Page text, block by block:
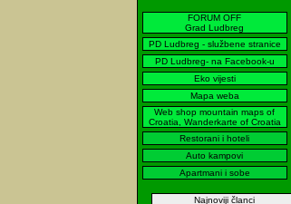
FORUM OFF
Grad Ludbreg
PD Ludbreg - službene stranice
PD Ludbreg- na Facebook-u
Eko vijesti
Mapa weba
Web shop mountain maps of
Croatia, Wanderkarte of Croatia
Restorani i hoteli
Auto kampovi
Apartmani i sobe
Najnoviji članci